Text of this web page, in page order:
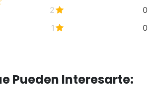
2
0
1
0
Pueden Interesarte: